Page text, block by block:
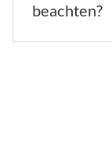
beachten?